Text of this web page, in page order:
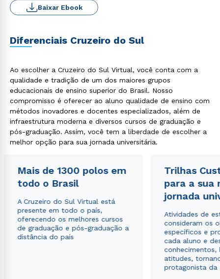
Baixar Ebook
Diferenciais Cruzeiro do Sul
Ao escolher a Cruzeiro do Sul Virtual, você conta com a
qualidade e tradição de um dos maiores grupos
educacionais de ensino superior do Brasil. Nosso
compromisso é oferecer ao aluno qualidade de ensino com
métodos inovadores e docentes especializados, além de
infraestrutura moderna e diversos cursos de graduação e
pós-graduação. Assim, você tem a liberdade de escolher a
melhor opção para sua jornada universitária.
Mais de 1300 polos em
todo o Brasil
A Cruzeiro do Sul Virtual está
presente em todo o país,
oferecendo os melhores cursos
de graduação e pós-graduação a
distância do país
Trilhas
para a sua
jornada
Atividades de
consideram os
específicos e
cada aluno e
conhecimentos,
atitudes,
protagonista da